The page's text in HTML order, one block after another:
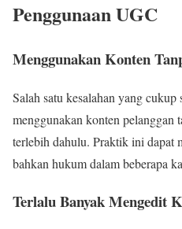
Penggunaan UGC
Menggunakan Konten
Salah satu kesalahan yang cukup
menggunakan konten pelanggan
terlebih dahulu. Praktik ini dapat
bahkan hukum dalam beberapa
Terlalu Banyak Mengedit